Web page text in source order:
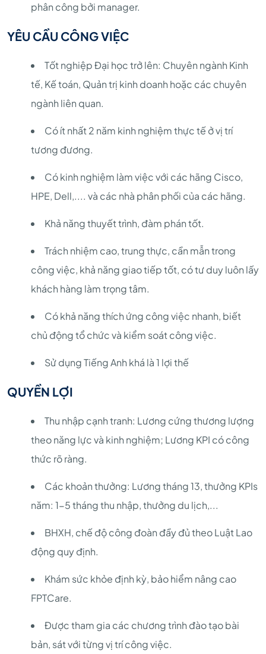
phân công bởi manager.
YÊU CẦU CÔNG VIỆC
Tốt nghiệp Đại học trở lên: Chuyên ngành Kinh
tế, Kế toán, Quản trị kinh doanh hoặc các chuyên
ngành liên quan.
Có ít nhất 2 năm kinh nghiệm thực tế ở vị trí
tương đương.
Có kinh nghiệm làm việc với các hãng Cisco,
HPE, Dell,.... và các nhà phân phối của các hãng.
Khả năng thuyết trình, đàm phán tốt.
Trách nhiệm cao, trung thực, cần mẫn trong
công việc, khả năng giao tiếp tốt, có tư duy luôn lấy
khách hàng làm trọng tâm.
Có khả năng thích ứng công việc nhanh, biết
chủ động tổ chức và kiểm soát công việc.
Sử dụng Tiếng Anh khá là 1 lợi thế
QUYỀN LỢI
Thu nhập cạnh tranh: Lương cứng thương lượng
theo năng lực và kinh nghiệm; Lương KPI có công
thức rõ ràng.
Các khoản thưởng: Lương tháng 13, thưởng KPIs
năm: 1-5 tháng thu nhập, thưởng du lịch,...
BHXH, chế độ công đoàn đầy đủ theo Luật Lao
động quy định.
Khám sức khỏe định kỳ, bảo hiểm nâng cao
FPTCare.
Được tham gia các chương trình đào tạo bài
bản, sát với từng vị trí công việc.